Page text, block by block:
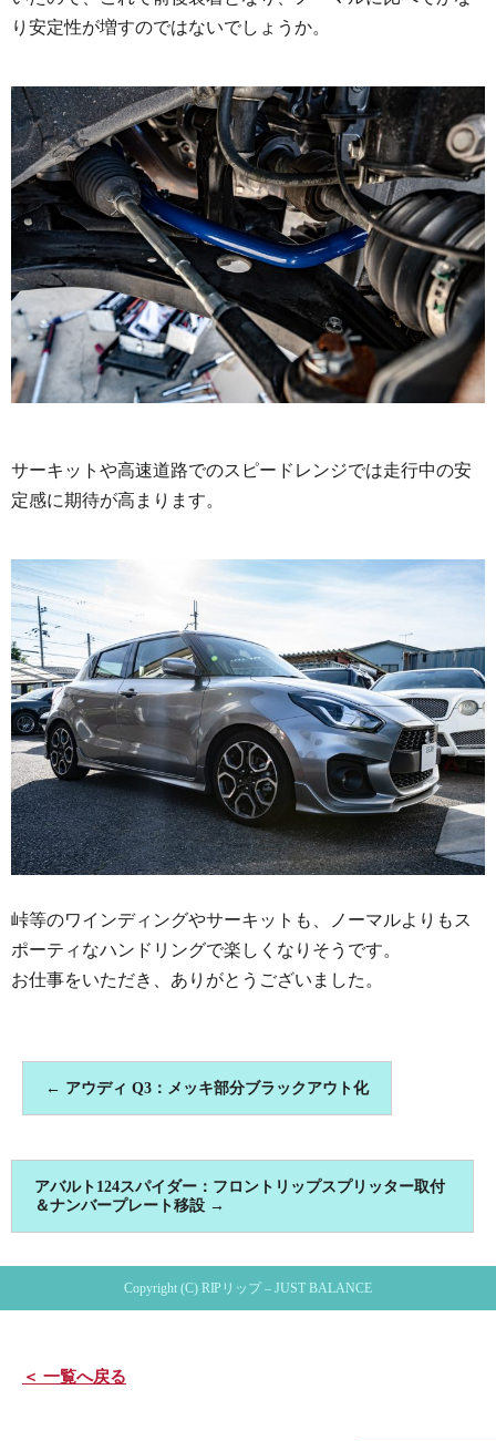
り安定性が増すのではないでしょうか。
サーキットや高速道路でのスピードレンジでは走行中の安
定感に期待が高まります。
峠等のワインディングやサーキットも、ノーマルよりもス
ポーティなハンドリングで楽しくなりそうです。
お仕事をいただき、ありがとうございました。
← アウディ Q3：メッキ部分ブラックアウト化
アバルト124スパイダー：フロントリップスプリッター取付
＆ナンバープレート移設 →
Copyright (C) RIPリップ – JUST BALANCE
＜ 一覧へ戻る